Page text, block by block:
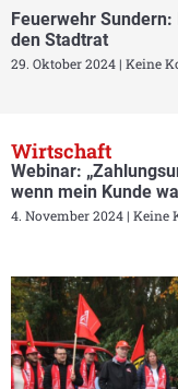
Feuerwehr
den Stadtrat
29. Oktober 2024 Keine
Wirtschaft
Webinar:
wenn mein Kunde
4. November 2024 Keine